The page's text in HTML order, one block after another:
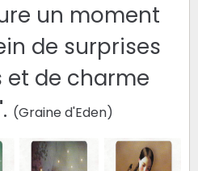
un moment
de surprises
et de charme
(Graine d'Eden)